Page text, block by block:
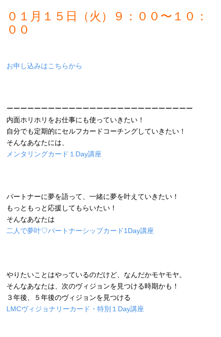
０１月１５日（火）９：００〜１０：
００
お申し込みはこちらから
ーーーーーーーーーーーーーーーーーーーーーーーーーーー
内面ホリホリをお仕事にも使っていきたい！
自分でも定期的にセルフカードコーチングしていきたい！
そんなあなたには、
メンタリングカード１Day講座
パートナーに夢を語って、一緒に夢を叶えていきたい！
もっともっと応援してもらいたい！
そんなあなたは
二人で夢叶♡パートナーシップカード1Day講座
やりたいことはやっているのだけど、なんだかモヤモヤ。
そんなあなたは、次のヴィジョンを見つける時期かも！
３年後、５年後のヴィジョンを見つける
LMCヴィジョナリーカード・特別１Day講座